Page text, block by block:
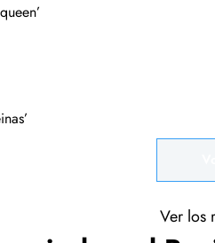
Ver los